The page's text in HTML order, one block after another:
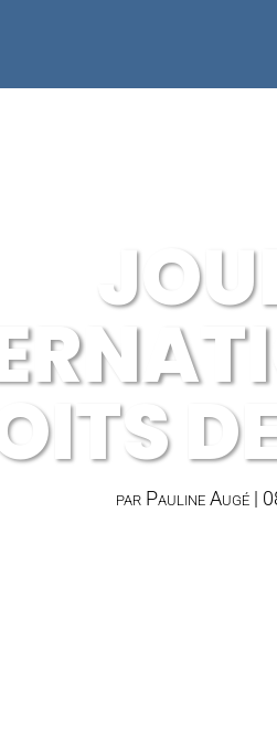
par Pauline Augé